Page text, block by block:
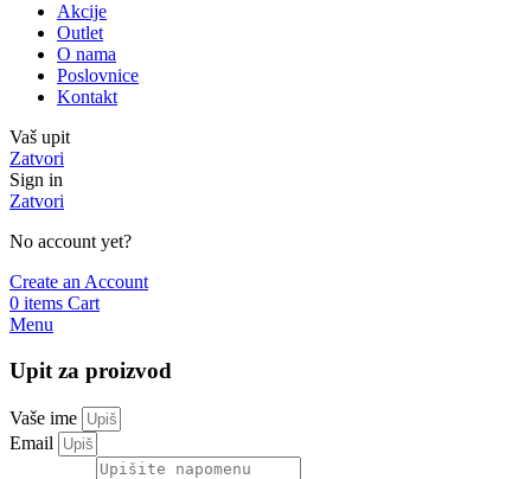
Akcije
Outlet
O nama
Poslovnice
Kontakt
Vaš upit
Zatvori
Sign in
Zatvori
No account yet?
Create an Account
0 items Cart
Menu
Upit za proizvod
Vaše ime
Email